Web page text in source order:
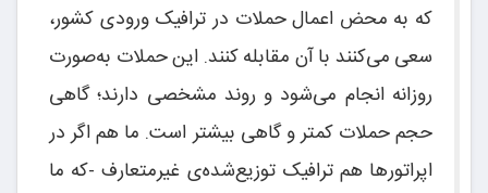
که به محض اعمال حملات در ترافیک ورودی کشور،
سعی می‌کنند با آن مقابله کنند. این حملات به‌صورت
روزانه انجام می‌شود و روند مشخصی دارند؛ گاهی
حجم حملات کمتر و گاهی بیشتر است. ما هم اگر در
اپراتورها هم ترافیک توزیع‌شده‌ی غیرمتعارف -که ما